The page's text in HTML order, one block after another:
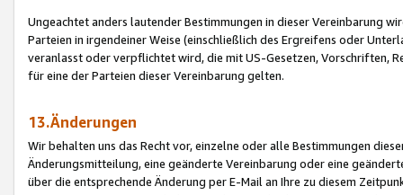
Ungeachtet anders lautender Bestimmungen in dieser Vereinbarung
Parteien in irgendeiner Weise (einschließlich des Ergreifens oder
veranlasst oder verpflichtet wird, die mit US-Gesetzen, Vorschriften,
für eine der Parteien dieser Vereinbarung gelten.
13.Änderungen
Wir behalten uns das Recht vor, einzelne oder alle Bestimmungen
Änderungsmitteilung, eine geänderte Vereinbarung oder eine
über die entsprechende Änderung per E-Mail an Ihre zu diesem